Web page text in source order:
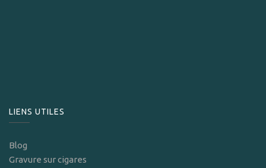
LIENS UTILES
Blog
Gravure sur cigares